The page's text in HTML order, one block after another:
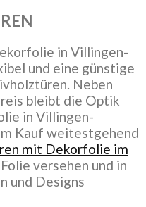
in Villingen-
und eine günstige
Neben
bleibt die Optik
in Villingen-
Kauf weitestgehend
mit Dekorfolie im
versehen und in
und Designs